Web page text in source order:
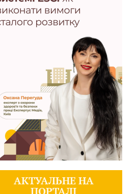
АКТУАЛЬНЕ НА
ПОРТАЛІ